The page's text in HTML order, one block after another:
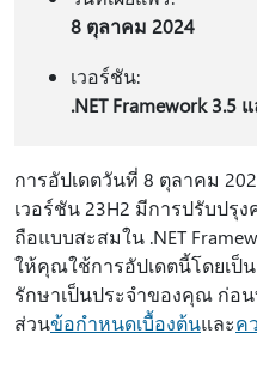
8 ตุลาคม 2024
เวอร์ชัน:
.NET Framework 3.5
การอัปเดตวันที่ 8 ตุลาคม
เวอร์ชัน 23H2 มีการปรับปรุ
ถือแบบสะสมใน .NET
ให้คุณใช้การอัปเดตนี้โดยเป็
รักษาเป็นประจําของคุณ ก่อ
ส่วนข้อกําหนดเบื้องต้นและค